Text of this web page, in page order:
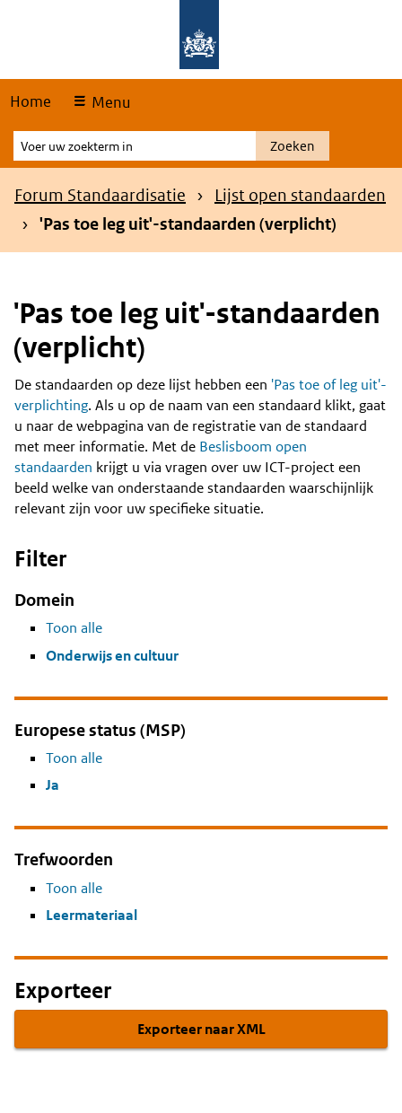
Home Menu
Voer
uw
zoekterm
Zoeken
Kruimelpad
Forum Standaardisatie
Lijst open standaarden
'Pas toe leg uit'-standaarden (verplicht)
'Pas toe leg uit'-standaarden
(verplicht)
Content
De standaarden op deze lijst hebben een 'Pas toe of leg uit'-
verplichting. Als u op de naam van een standaard klikt, gaat
u naar de webpagina van de registratie van de standaard
met meer informatie. Met de Beslisboom open
standaarden krijgt u via vragen over uw ICT-project een
beeld welke van onderstaande standaarden waarschijnlijk
relevant zijn voor uw specifieke situatie.
Filter
Domein
Toon alle
Onderwijs en cultuur
Europese status (MSP)
Toon alle
Ja
Trefwoorden
Toon alle
Leermateriaal
Exporteer
Exporteer naar XML